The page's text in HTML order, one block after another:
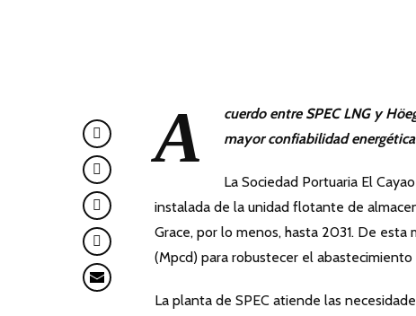
A
cuerdo entre SPEC LNG y
mayor confiabilidad
La Sociedad Portuaria El
instalada de la unidad flotante de
Grace, por lo menos, hasta 2031. De
(Mpcd) para robustecer el
La planta de SPEC atiende las